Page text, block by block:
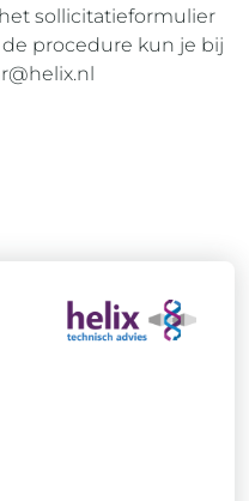
sollicitatieformulier
de procedure kun je bij